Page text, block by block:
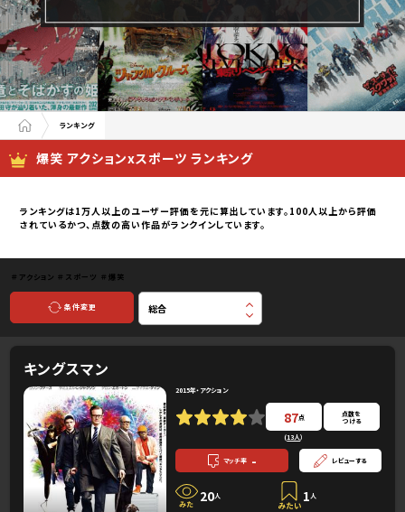
ランキング
爆笑 アクションxスポーツ ランキング
ランキングは1万人以上のユーザー評価を元に算出しています。100人以上から評価
されているかつ、点数の高い作品がランクインしています。
＃アクション ＃スポーツ ＃爆笑
条件変更
キングスマン
2015年・アクション
87点
(13人）
点数を
つける
マッチ率 - レビューする
20人 1人